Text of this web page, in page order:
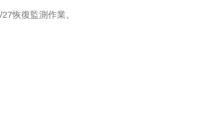
恢復監測作業。